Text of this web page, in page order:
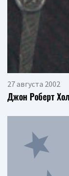
27 августа 2002
Джон Роберт